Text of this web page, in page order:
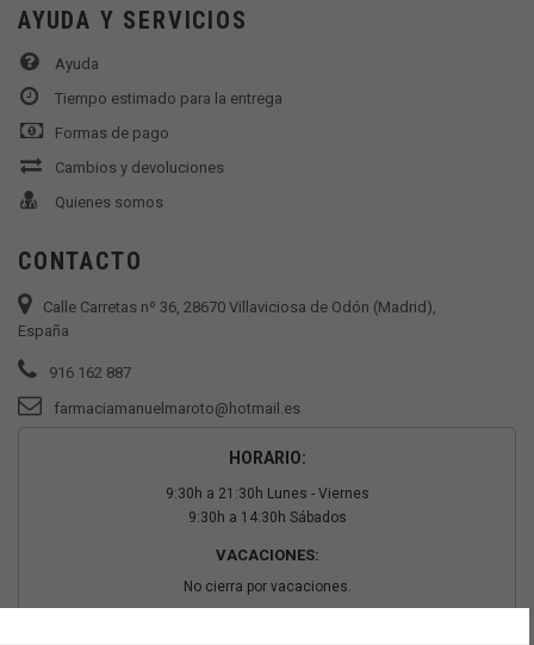
AYUDA Y SERVICIOS
Ayuda
Tiempo estimado para la entrega
Formas de pago
Cambios y devoluciones
Quienes somos
CONTACTO
Calle Carretas nº 36, 28670 Villaviciosa de Odón (Madrid),
España
916 162 887
farmaciamanuelmaroto@hotmail.es
HORARIO:
9:30h a 21:30h Lunes - Viernes
9:30h a 14:30h Sábados
VACACIONES:
No cierra por vacaciones.